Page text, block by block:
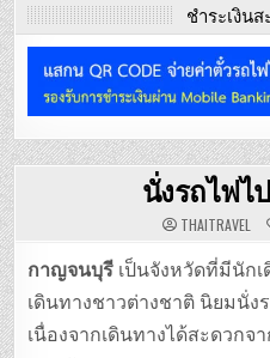
ชำระเงิน
นั่งรถไฟไ
THAITRAVEL
กาญจนบุรี เป็นจังหวัดที่มีนัก
เดินทางชาวต่างชาติ นิยมนั่ง
เนื่องจากเดินทางได้สะดวกจ